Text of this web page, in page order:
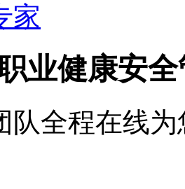
家
业健康安
队全程在线